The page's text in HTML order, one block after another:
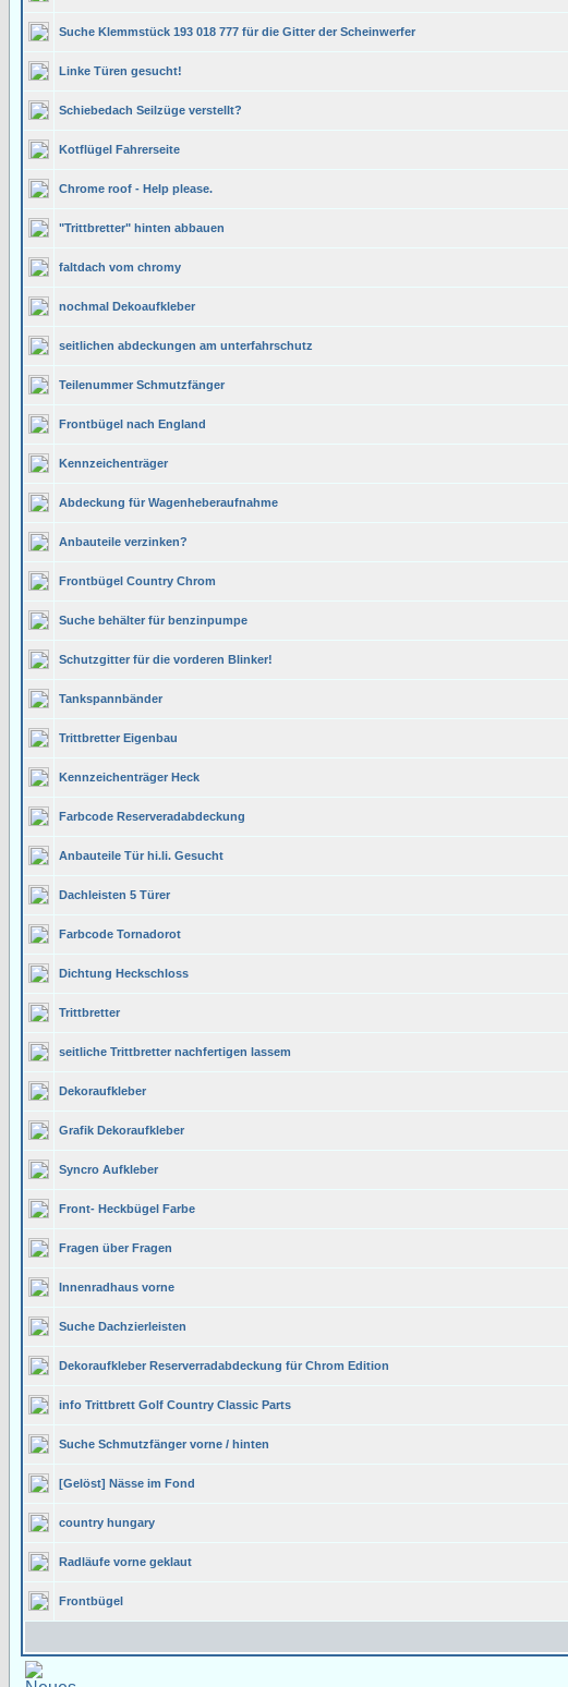
Suche Klemmstück 193 018 777 für die Gitter der Scheinwerfer
Linke Türen gesucht!
Schiebedach Seilzüge verstellt?
Kotflügel Fahrerseite
Chrome roof - Help please.
"Trittbretter" hinten abbauen
faltdach vom chromy
nochmal Dekoaufkleber
seitlichen abdeckungen am unterfahrschutz
Teilenummer Schmutzfänger
Frontbügel nach England
Kennzeichenträger
Abdeckung für Wagenheberaufnahme
Anbauteile verzinken?
Frontbügel Country Chrom
Suche behälter für benzinpumpe
Schutzgitter für die vorderen Blinker!
Tankspannbänder
Trittbretter Eigenbau
Kennzeichenträger Heck
Farbcode Reserveradabdeckung
Anbauteile Tür hi.li. Gesucht
Dachleisten 5 Türer
Farbcode Tornadorot
Dichtung Heckschloss
Trittbretter
seitliche Trittbretter nachfertigen lassem
Dekoraufkleber
Grafik Dekoraufkleber
Syncro Aufkleber
Front- Heckbügel Farbe
Fragen über Fragen
Innenradhaus vorne
Suche Dachzierleisten
Dekoraufkleber Reserverradabdeckung für Chrom Edition
info Trittbrett Golf Country Classic Parts
Suche Schmutzfänger vorne / hinten
[Gelöst] Nässe im Fond
country hungary
Radläufe vorne geklaut
Frontbügel